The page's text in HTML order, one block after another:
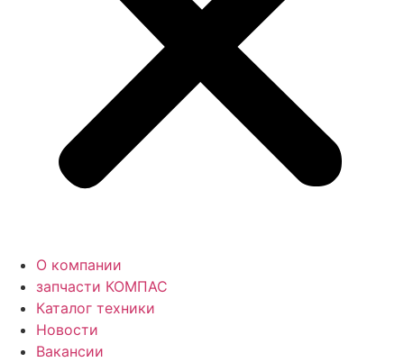
О компании
запчасти КОМПАС
Каталог техники
Новости
Вакансии